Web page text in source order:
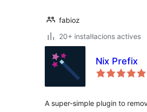
fabioz
20+ instal·lacions actives
Nix Prefix
A super-simple plugin to